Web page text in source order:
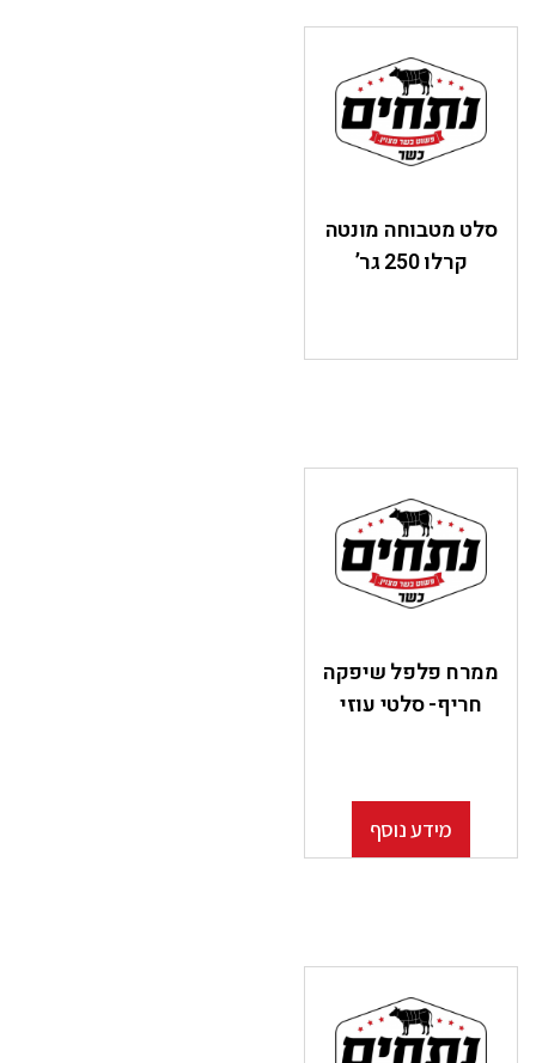
סלט מטבוחה מונטה
קרלו 250 גר’
ממרח פלפל שיפקה
חריף- סלטי עוזי
מידע נוסף